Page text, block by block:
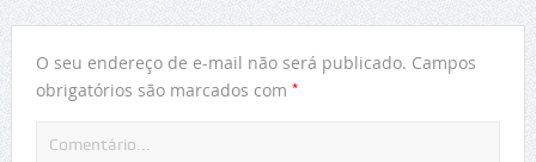
O seu endereço de e-mail não será publicado. Campos
obrigatórios são marcados com *